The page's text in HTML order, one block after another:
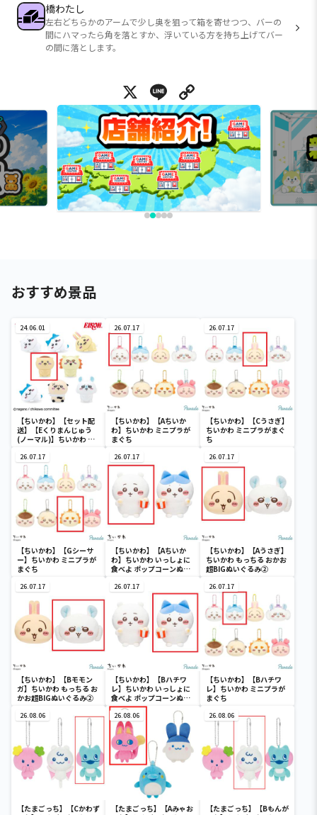
橋わたし
左右どちらかのアームで少し奥を狙って箱を寄せつつ、バーの
間にハマったら角を落とすか、浮いている方を持ち上げてバー
の間に落とします。
X Line
おすすめ景品
24.06.01
【ちいかわ】【セット配
送】【Eくりまんじゅう
(ノーマル)】ちいかわ イ
４
26.07.17
【ちいかわ】【Aちいか
わ】ちいかわ ミニプラが
まぐち
26.07.17
【ちいかわ】【Cうさぎ】
ちいかわ ミニプラがまぐ
ち
26.07.17
【ちいかわ】【Gシーサ
ー】ちいかわ ミニプラが
まぐち
26.07.17
【ちいかわ】【Aちいか
わ】ちいかわ いっしょに
食べよ ポップコーンぬい
26.07.17
【ちいかわ】【Aうさぎ】
ちいかわ もっちる おかお
超BIGぬいぐるみ②
26.07.17
【ちいかわ】【Bモモン
ガ】ちいかわ もっちる お
かお超BIGぬいぐるみ②
26.07.17
【ちいかわ】【Bハチワ
レ】ちいかわ いっしょに
食べよ ポップコーンぬい
ぐるみ
26.07.17
【ちいかわ】【Bハチワ
レ】ちいかわ ミニプラが
まぐち
26.08.06
【たまごっち】【Cかわず
26.08.06
【たまごっち】【Aみゃお
26.08.06
【たまごっち】【Bもんが